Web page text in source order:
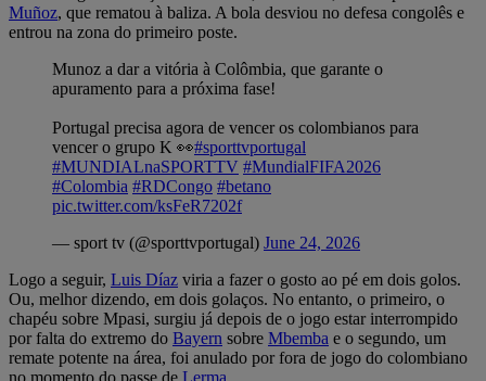
Muñoz, que rematou à baliza. A bola desviou no defesa congolês e
entrou na zona do primeiro poste.
Munoz a dar a vitória à Colômbia, que garante o
apuramento para a próxima fase!
Portugal precisa agora de vencer os colombianos para
vencer o grupo K 👀#sporttvportugal
#MUNDIALnaSPORTTV #MundialFIFA2026
#Colombia #RDCongo #betano
pic.twitter.com/ksFeR7202f
— sport tv (@sporttvportugal) June 24, 2026
Logo a seguir, Luis Díaz viria a fazer o gosto ao pé em dois golos.
Ou, melhor dizendo, em dois golaços. No entanto, o primeiro, o
chapéu sobre Mpasi, surgiu já depois de o jogo estar interrompido
por falta do extremo do Bayern sobre Mbemba e o segundo, um
remate potente na área, foi anulado por fora de jogo do colombiano
no momento do passe de Lerma.